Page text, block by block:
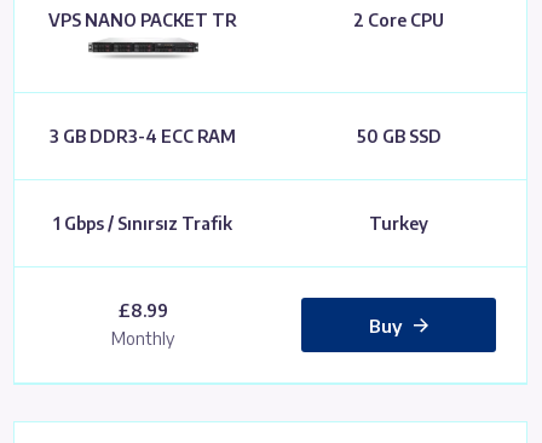
VPS NANO PACKET TR 2 Core CPU
3 GB DDR3-4 ECC RAM 50 GB SSD
1 Gbps / Sınırsız Trafik Turkey
£8.99
Monthly
Buy